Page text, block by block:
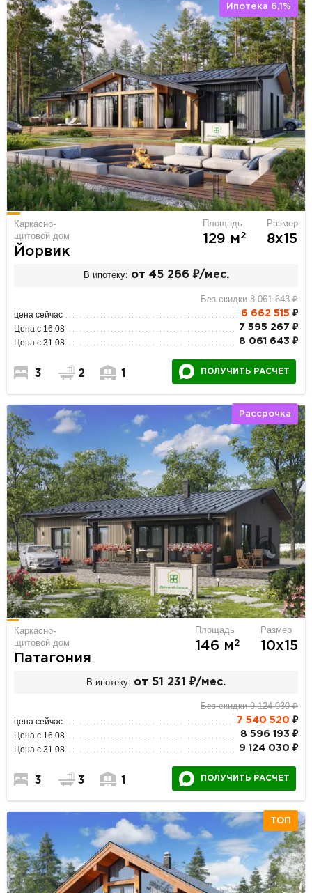
Ипотека 6,1%
Каркасно-
щитовой дом
Йорвик
Площадь
129 м2
Размер
8х15
В ипотеку: от 45 266 ₽/мес.
Без скидки 8 061 643 ₽
цена сейчас 6 662 515 ₽
Цена с 16.08 7 595 267 ₽
Цена с 31.08 8 061 643 ₽
3 2 1 ПОЛУЧИТЬ РАСЧЕТ
Рассрочка
Каркасно-
щитовой дом
Патагония
Площадь
146 м2
Размер
10х15
В ипотеку: от 51 231 ₽/мес.
Без скидки 9 124 030 ₽
цена сейчас 7 540 520 ₽
Цена с 16.08 8 596 193 ₽
Цена с 31.08 9 124 030 ₽
3 3 1 ПОЛУЧИТЬ РАСЧЕТ
ТОП